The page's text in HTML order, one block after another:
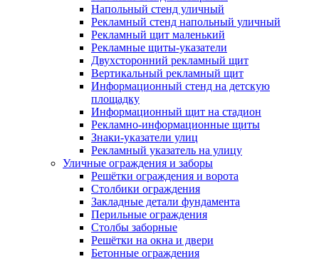
Напольный стенд уличный
Рекламный стенд напольный уличный
Рекламный щит маленький
Рекламные щиты-указатели
Двухсторонний рекламный щит
Вертикальный рекламный щит
Информационный стенд на детскую
площадку
Информационный щит на стадион
Рекламно-информационные щиты
Знаки-указатели улиц
Рекламный указатель на улицу
Уличные ограждения и заборы
Решётки ограждения и ворота
Столбики ограждения
Закладные детали фундамента
Перильные ограждения
Столбы заборные
Решётки на окна и двери
Бетонные ограждения